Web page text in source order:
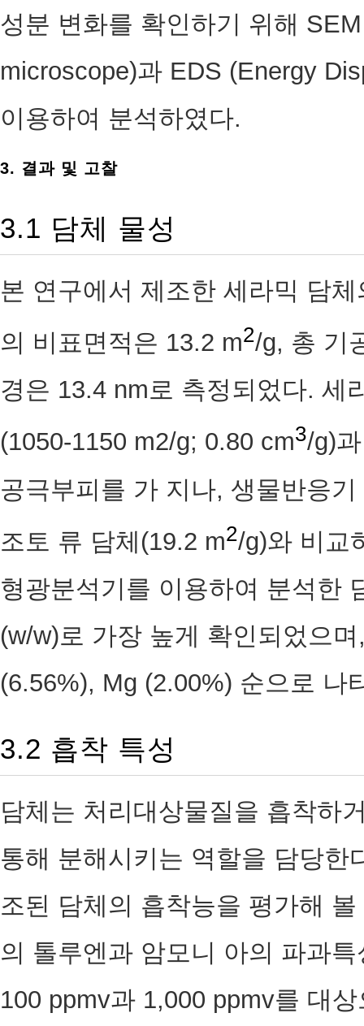
성분 변화를 확인하기 위해
microscope)과 EDS (Energy
이용하여 분석하였다.
3. 결과 및 고찰
3.1 담체 물성
본 연구에서 제조한 세라믹 담
의 비표면적은 13.2 m2/g, 총 기
경은 13.4 nm로 측정되었다. 세
(1050-1150 m2/g; 0.80 cm3/g)
공극부피를 가 지나, 생물반응
조토 류 담체(19.2 m2/g)와 비교
형광분석기를 이용하여 분석한
(w/w)로 가장 높게 확인되었으
(6.56%), Mg (2.00%) 순으로 나
3.2 흡착 특성
담체는 처리대상물질을 흡착하
통해 분해시키는 역할을 담당한
조된 담체의 흡착능을 평가해
의 톨루엔과 암모니 아의 파과
100 ppmv과 1,000 ppmv를 대